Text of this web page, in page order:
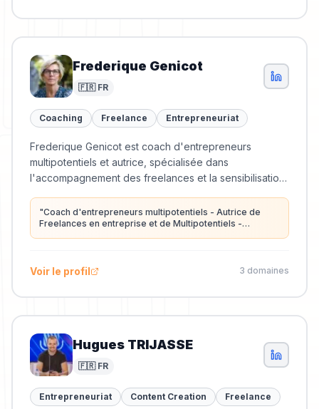
Frederique Genicot
🇫🇷 FR
Coaching Freelance Entrepreneuriat
Frederique Genicot est coach d'entrepreneurs
multipotentiels et autrice, spécialisée dans
l'accompagnement des freelances et la sensibilisation
"Coach d'entrepreneurs multipotentiels - Autrice de
Freelances en entreprise et de Multipotentiels -
Voir le profil 3 domaines
Hugues TRIJASSE
🇫🇷 FR
Entrepreneuriat Content Creation Freelance